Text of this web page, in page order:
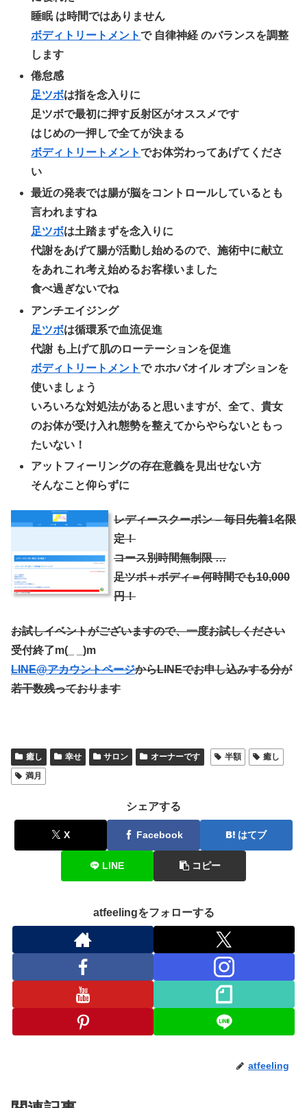
睡眠 は時間ではありません
ボディトリートメントで 自律神経 のバランスを調整
します
倦怠感
足ツボは指を念入りに
足ツボで最初に押す反射区がオススメです
はじめの一押しで全てが決まる
ボディトリートメントでお体労わってあげてくださ
い
最近の発表では腸が脳をコントロールしているとも
言われますね
足ツボは土踏まずを念入りに
代謝をあげて腸が活動し始めるので、施術中に献立
をあれこれ考え始めるお客様いました
食べ過ぎないでね
アンチエイジング
足ツボは循環系で血流促進
代謝 も上げて肌のローテーションを促進
ボディトリートメントで ホホバオイル オプションを
使いましょう
いろいろな対処法があると思いますが、全て、貴女
のお体が受け入れ態勢を整えてからやらないともっ
たいない！
アットフィーリングの存在意義を見出せない方
そんなこと仰らずに
レディースクーポン – 毎日先着1名限
定！
コース別時間無制限 …
足ツボ＋ボディ＝何時間でも10,000
円！
お試しイベントがございますので、一度お試しください
受付終了m(_ _)m
LINE@アカウントページからLINEでお申し込みする分が
若干数残っております
癒し 幸せ サロン オーナーです 半額
癒し
満月
シェアする
X Facebook はてブ
LINE コピー
atfeelingをフォローする
atfeeling